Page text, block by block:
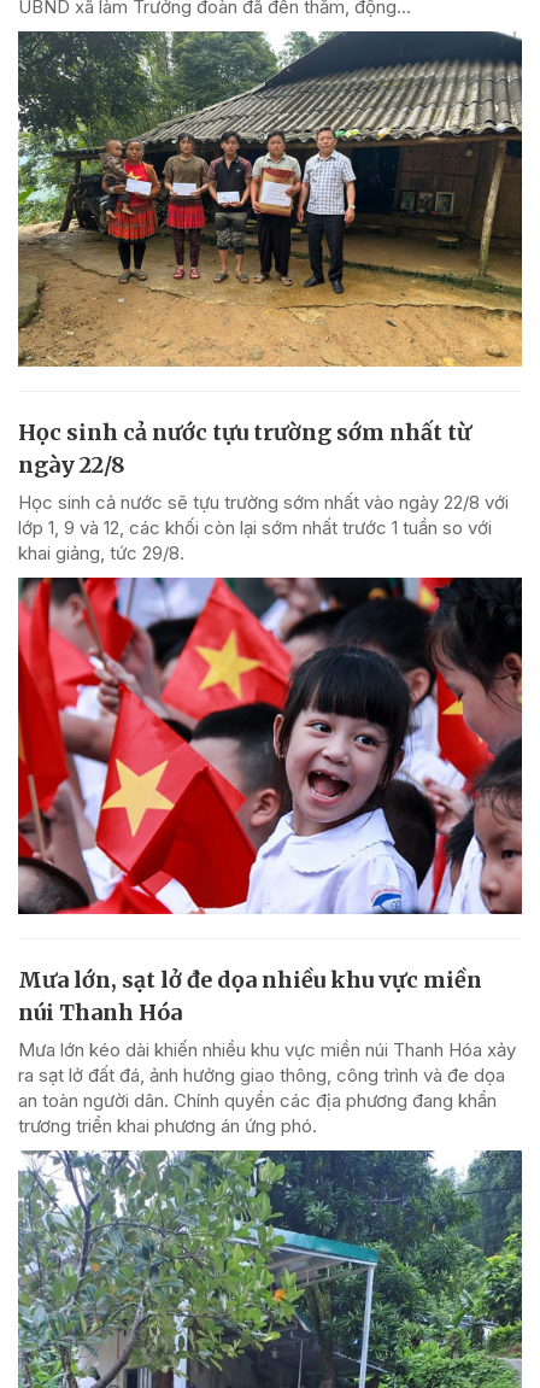
UBND xã làm Trưởng đoàn đã đến thăm, động...
Học sinh cả nước tựu trường sớm nhất từ
ngày 22/8
Học sinh cả nước sẽ tựu trường sớm nhất vào ngày 22/8 với
lớp 1, 9 và 12, các khối còn lại sớm nhất trước 1 tuần so với
khai giảng, tức 29/8.
Mưa lớn, sạt lở đe dọa nhiều khu vực miền
núi Thanh Hóa
Mưa lớn kéo dài khiến nhiều khu vực miền núi Thanh Hóa xảy
ra sạt lở đất đá, ảnh hưởng giao thông, công trình và đe dọa
an toàn người dân. Chính quyền các địa phương đang khẩn
trương triển khai phương án ứng phó.